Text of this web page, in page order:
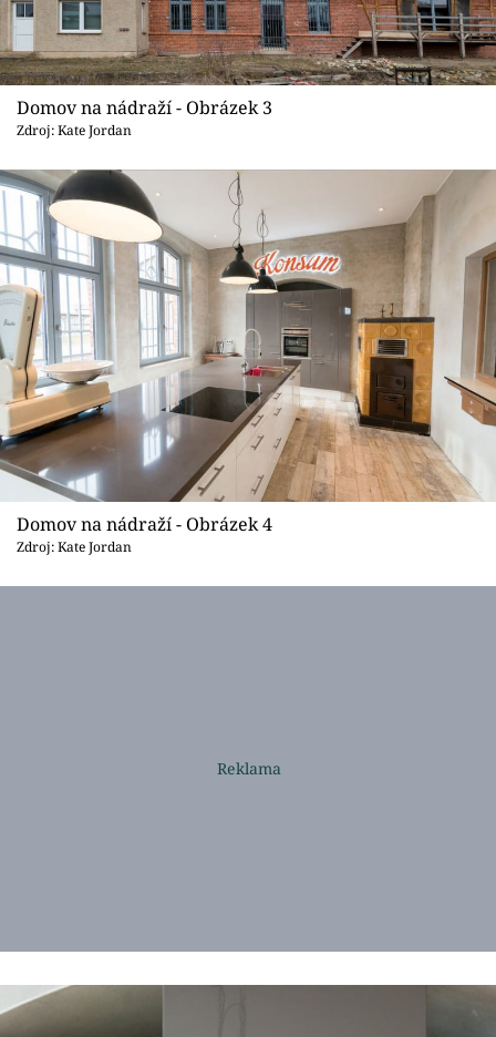
Domov na nádraží - Obrázek 3
Zdroj: Kate Jordan
Domov na nádraží - Obrázek 4
Zdroj: Kate Jordan